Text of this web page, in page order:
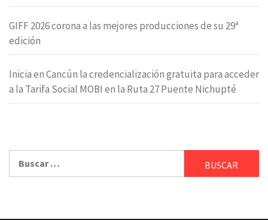
GIFF 2026 corona a las mejores producciones de su 29ª
edición
Inicia en Cancún la credencialización gratuita para acceder
a la Tarifa Social MOBI en la Ruta 27 Puente Nichupté